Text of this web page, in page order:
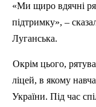
«Ми щиро вдячні
підтримку», –
Луганська.
Окрім цього,
ліцей, в якому
України. Під час